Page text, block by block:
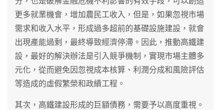
更多就業機會，增加農民工收入，但是，如果忽視市場
需求和收入水平，形成過多超前的基礎設施建設，就會
出現產能過剩，最終導致經濟停滯。因此，推動高鐵建
設，最好的解決辦法是引入競爭機制，實現市場主體多
元化，從而避免因忽視成本核算、利潤分成和風險評估
等造成的虛假繁榮和政績工程。
其次，高鐵建設形成的巨額債務，需要予以高度重視。